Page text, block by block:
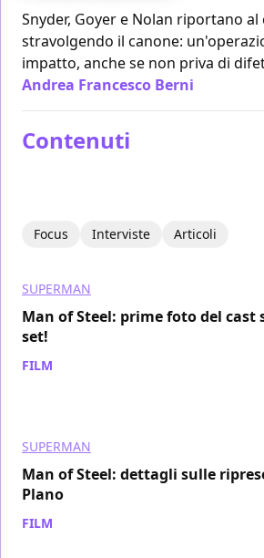
Snyder, Goyer e Nolan riportano
stravolgendo il canone:
impatto, anche se non priva di
Andrea Francesco Berni
Contenuti
Focus Interviste Articoli
SUPERMAN
Man of Steel: prime foto del cast
set!
FILM
SUPERMAN
Man of Steel: dettagli sulle riprese
Plano
FILM